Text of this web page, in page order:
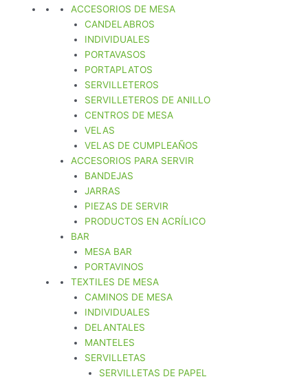
ACCESORIOS DE MESA
CANDELABROS
INDIVIDUALES
PORTAVASOS
PORTAPLATOS
SERVILLETEROS
SERVILLETEROS DE ANILLO
CENTROS DE MESA
VELAS
VELAS DE CUMPLEAÑOS
ACCESORIOS PARA SERVIR
BANDEJAS
JARRAS
PIEZAS DE SERVIR
PRODUCTOS EN ACRÍLICO
BAR
MESA BAR
PORTAVINOS
TEXTILES DE MESA
CAMINOS DE MESA
INDIVIDUALES
DELANTALES
MANTELES
SERVILLETAS
SERVILLETAS DE PAPEL